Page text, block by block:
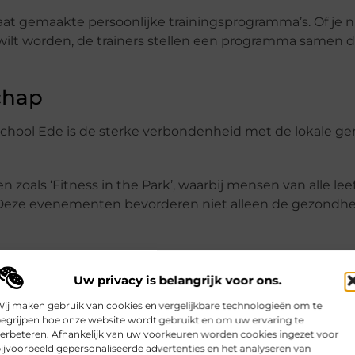
Uw privacy is belangrijk voor ons.
maken gebruik van cookies en vergelijkbare technologieën om te
hoe onze website wordt gebruikt en om uw ervaring te
Afhankelijk van uw voorkeuren worden cookies ingezet voor
gepersonaliseerde advertenties en het analyseren van
gemaakte persoonlijke trainingsprogramma’s. Of je
worden, de trainers stellen een programma samen
Ede is de sterke verbondenheid met de lokale
‘Fitness in the Park’, waarbij mensen van alle
evenementen bevorderen niet alleen de
ervaringen bij Sportschool Ede. Bijvoorbeeld
trainingsprogramma zijn fitheidsdoelen heeft
is met de juiste begeleiding en ondersteuning.